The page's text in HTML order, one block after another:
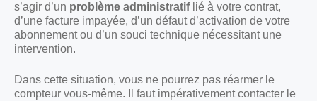
s’agir d’un problème administratiflié à votre contrat,
d’une facture impayée, d’un défaut d’activation de votre
abonnement ou d’un souci technique nécessitant une
intervention.
Dans cette situation, vous ne pourrez pas réarmer le
compteur vous-même. Il faut impérativement contacter le